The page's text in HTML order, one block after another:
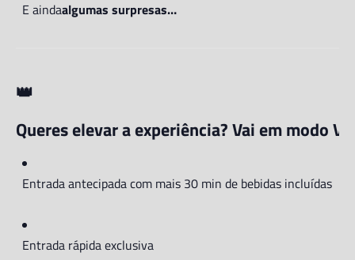
E aindaalgumas surpresas…
👑
Queres elevar a experiência? Vai em modo
Entrada antecipada com mais 30 min de bebidas incluídas
Entrada rápida exclusiva